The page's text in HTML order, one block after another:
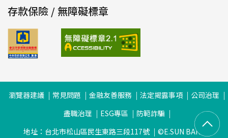
存款保險 / 無障礙標章
瀏覽器建議 常見問題 金融友善服務 法定揭露事項
公司治理
盡職治理
ESG專區
防範詐騙
地址：台北市松山區民生東路三段117號
©E.SUN BANK